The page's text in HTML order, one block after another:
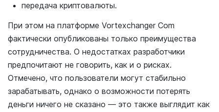
передача криптовалюты.
При этом на платформе Vortexchanger Com
фактически опубликованы только преимущества
сотрудничества. О недостатках разработчики
предпочитают не говорить, как и о рисках.
Отмечено, что пользователи могут стабильно
зарабатывать, однако о возможности потерять
деньги ничего не сказано — это также выглядит как